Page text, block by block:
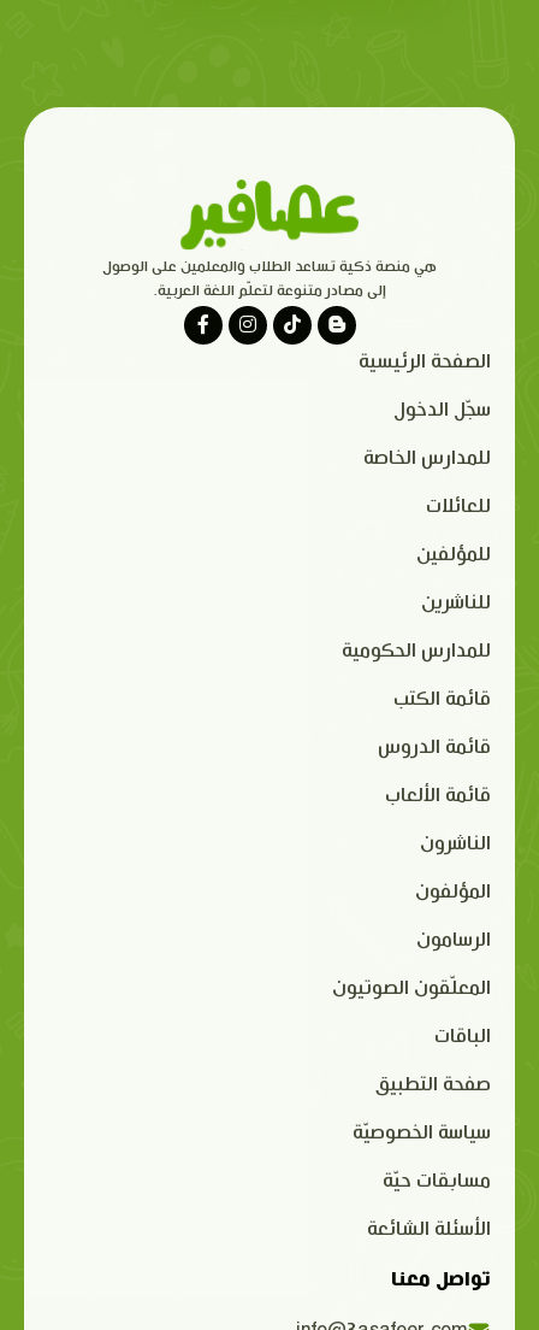
هي منصة ذكية تساعد الطلاب والمعلمين على الوصول
إلى مصادر متنوعة لتعلّم اللغة العربية.
الصفحة الرئيسية
سجّل الدخول
للمدارس الخاصة
للعائلات
للمؤلفين
للناشرين
للمدارس الحكومية
قائمة الكتب
قائمة الدروس
قائمة الألعاب
الناشرون
المؤلفون
الرسامون
المعلّقون الصوتيون
الباقات
صفحة التطبيق
سياسة الخصوصيّة
مسابقات حيّة
الأسئلة الشائعة
تواصل معنا